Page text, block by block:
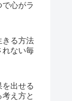
心がラ
きる方法
れない毎
出せる
考え方と